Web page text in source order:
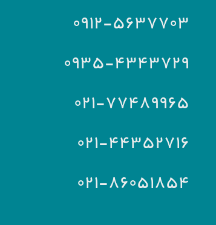
۰۹۱۲-۵۶۳۷۷۰۳
۰۹۳۵-۴۳۴۳۷۲۹
۰۲۱-۷۷۴۸۹۹۶۵
۰۲۱-۴۴۳۵۲۷۱۶
۰۲۱-۸۶۰۵۱۸۵۴